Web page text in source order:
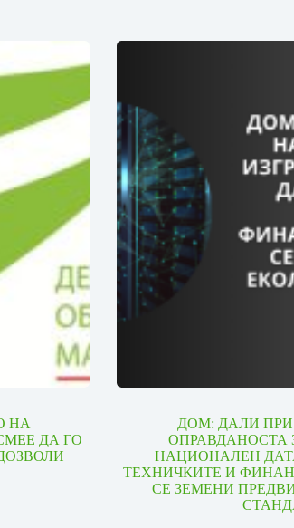
НА
ДА ГО
ДОМ: ДАЛИ
ОПРАВДАНОСТА
НАЦИОНАЛЕН
ТЕХНИЧКИТЕ И
СЕ ЗЕМЕНИ